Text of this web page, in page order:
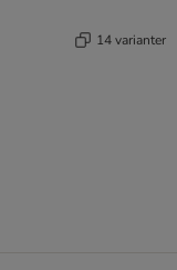
14 varianter